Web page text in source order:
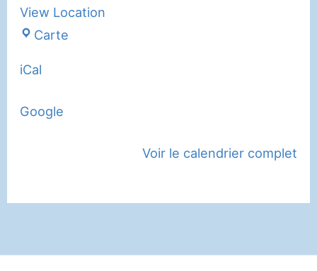
View Location
Carte
iCal
Google
Voir le calendrier complet